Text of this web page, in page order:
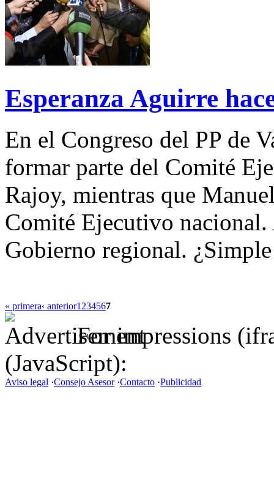
Esperanza Aguirre
En el Congreso del PP de
formar parte del Comité
Rajoy, mientras que
Comité Ejecutivo nacional.
Gobierno regional.
« primera‹ anterior1 234567
For impressions
(JavaScript):
Aviso legal ·Consejo Asesor·Contacto ·Publicidad